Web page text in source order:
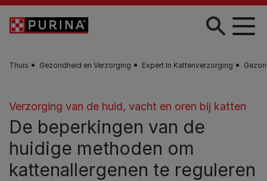
Skip to main content
Thuis Gezondheid en Verzorging Expert In Kattenverzorging
Verzorging van de huid, vacht en oren bij katten
De beperkingen van de
huidige methoden om
kattenallergenen te reguleren